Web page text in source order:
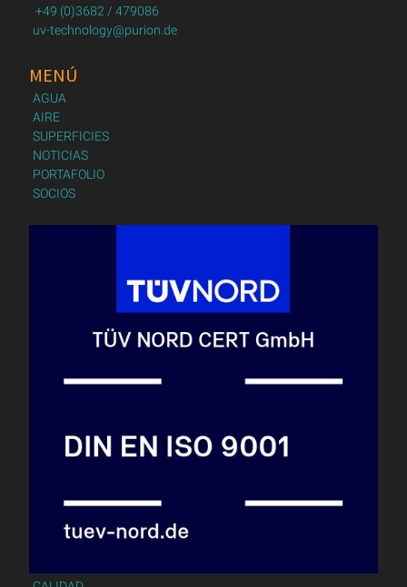
+49 (0)3682 / 479086
uv-technology@purion.de
MENÚ
AGUA
AIRE
SUPERFICIES
NOTICIAS
PORTAFOLIO
SOCIOS